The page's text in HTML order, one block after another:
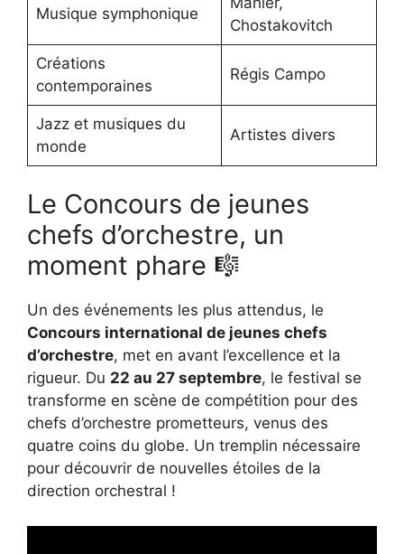
Musique symphonique
Chostakovitch
Créations
contemporaines
Régis Campo
Jazz et musiques du
monde
Artistes divers
Le Concours de jeunes
chefs d’orchestre, un
moment phare 🎼
Un des événements les plus attendus, le
Concours international de jeunes chefs
d’orchestre, met en avant l’excellence et la
rigueur. Du 22 au 27 septembre, le festival se
transforme en scène de compétition pour des
chefs d’orchestre prometteurs, venus des
quatre coins du globe. Un tremplin nécessaire
pour découvrir de nouvelles étoiles de la
direction orchestral !